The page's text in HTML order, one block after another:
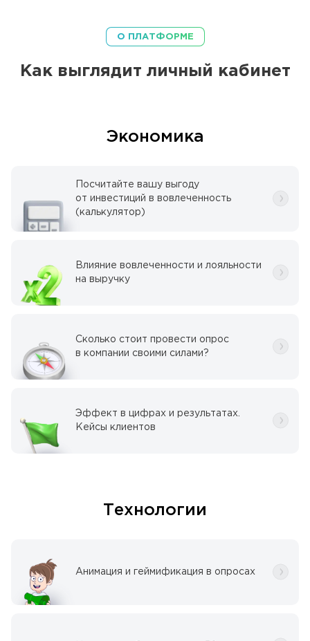
О ПЛАТФОРМЕ
Как выглядит личный кабинет
Экономика
Посчитайте вашу выгоду
от инвестиций в вовлеченность
(калькулятор)
Влияние вовлеченности и лояльности
на выручку
Сколько стоит провести опрос
в компании своими силами?
Эффект в цифрах и результатах.
Кейсы клиентов
Технологии
Анимация и геймификация в опросах